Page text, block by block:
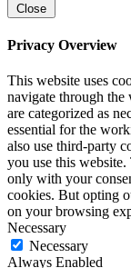
Close
Privacy Overview
This website uses
navigate through the
are categorized as
essential for the
also use third-party
you use this
only with your
cookies. But opting
on your browsing
Necessary
Necessary
Always Enabled